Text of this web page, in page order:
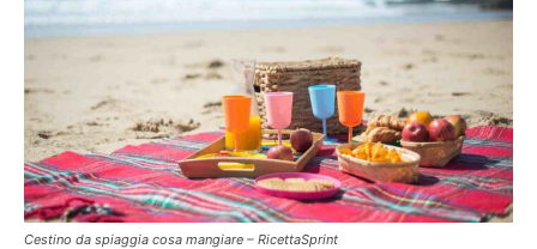
Cestino da spiaggia cosa mangiare – RicettaSprint